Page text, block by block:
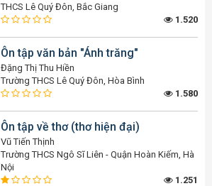
THCS Lê Quý Đôn, Bắc Giang
1.520
Ôn tập văn bản "Ánh trăng"
Đặng Thị Thu Hiền
Trường THCS Lê Quý Đôn, Hòa Bình
1.580
Ôn tập về thơ (thơ hiện đại)
Vũ Tiến Thịnh
Trường THCS Ngô Sĩ Liên - Quận Hoàn Kiếm, Hà
Nội
1.251